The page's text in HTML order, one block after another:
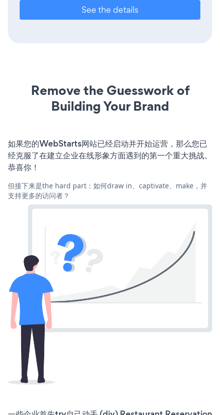
See the details
Remove the Guesswork of
Building Your Brand
如果您的WebStarts网站已经启动并开始运营，那么您已
经克服了在建立企业在线形象方面遇到的第一个重大挑战。
恭喜你！
但接下来是the hard part：如何draw in、captivate、make，并
支持更多的访问者？